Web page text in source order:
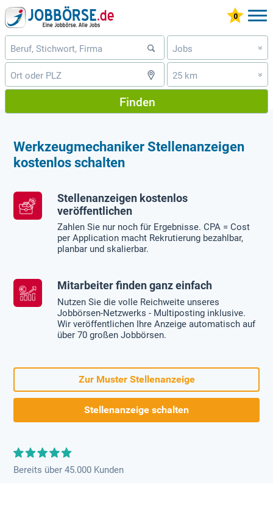
Jobs »
25 km »
Finden
Werkzeugmechaniker Stellenanzeigen
kostenlos schalten
Stellenanzeigen kostenlos
veröffentlichen
Zahlen Sie nur noch für Ergebnisse. CPA = Cost
per Application macht Rekrutierung bezahlbar,
planbar und skalierbar.
Mitarbeiter finden ganz einfach
Nutzen Sie die volle Reichweite unseres
Jobbörsen-Netzwerks - Multiposting inklusive.
Wir veröffentlichen Ihre Anzeige automatisch auf
über 70 großen Jobbörsen.
Zur Muster Stellenanzeige
Stellenanzeige schalten
Bereits über 45.000 Kunden